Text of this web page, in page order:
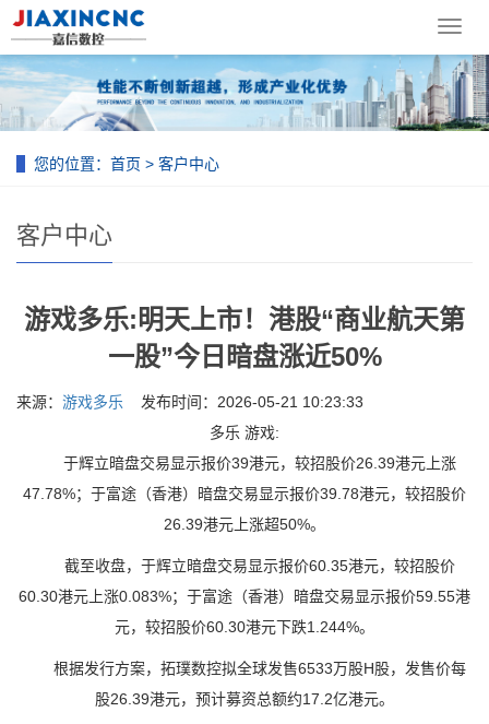
导
菜
单
您的位置： 首页 > 客户中心
客户中心
游戏多乐:明天上市！港股“商业航天第
一股”今日暗盘涨近50%
来源： 游戏多乐 发布时间：2026-05-21 10:23:33
多乐 游戏:
于辉立暗盘交易显示报价39港元，较招股价26.39港元上涨
47.78%；于富途（香港）暗盘交易显示报价39.78港元，较招股价
26.39港元上涨超50%。
截至收盘，于辉立暗盘交易显示报价60.35港元，较招股价
60.30港元上涨0.083%；于富途（香港）暗盘交易显示报价59.55港
元，较招股价60.30港元下跌1.244%。
根据发行方案，拓璞数控拟全球发售6533万股H股，发售价每
股26.39港元，预计募资总额约17.2亿港元。